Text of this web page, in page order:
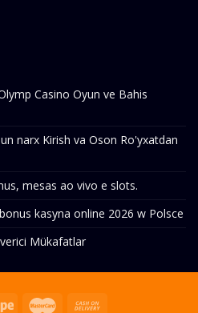
Casino Oyun ve Bahis
narx Kirish va Oson Ro'yxatdan
mesas ao vivo e slots.
kasyna online 2026 w Polsce
Mükafatlar